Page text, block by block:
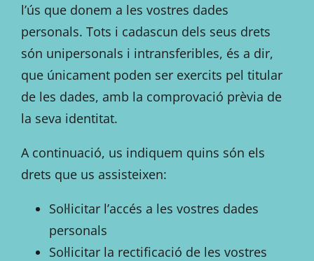
l’ús que donem a les vostres dades
personals. Tots i cadascun dels seus drets
són unipersonals i intransferibles, és a dir,
que únicament poden ser exercits pel titular
de les dades, amb la comprovació prèvia de
la seva identitat.
A continuació, us indiquem quins són els
drets que us assisteixen:
Sol·licitar l’accés a les vostres dades
personals
Sol·licitar la rectificació de les vostres